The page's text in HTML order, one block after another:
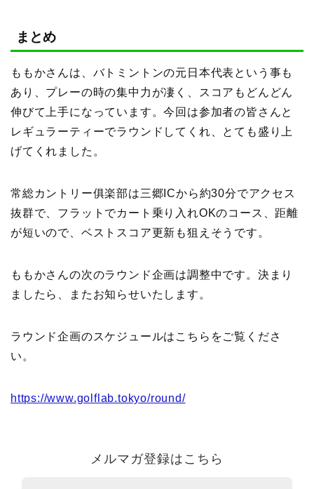
まとめ
ももかさんは、バトミントンの元日本代表という事も
あり、プレーの時の集中力が凄く、スコアもどんどん
伸びて上手になっています。今回は参加者の皆さんと
レギュラーティーでラウンドしてくれ、とても盛り上
げてくれました。
常総カントリー俱楽部は三郷ICから約30分でアクセス
抜群で、フラットでカート乗り入れOKのコース、距離
が短いので、ベストスコア更新も狙えそうです。
ももかさんの次のラウンド企画は調整中です。決まり
ましたら、またお知らせいたします。
ラウンド企画のスケジュールはこちらをご覧くださ
い。
https://www.golflab.tokyo/round/
メルマガ登録はこちら